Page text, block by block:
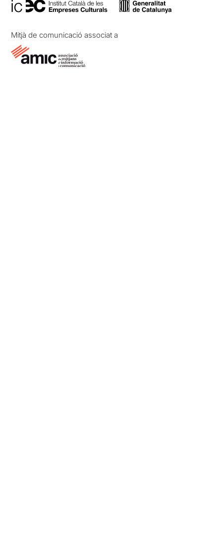
Mitjà de comunicació associat a